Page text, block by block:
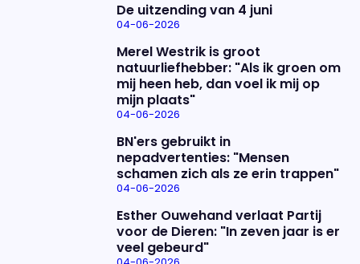
De uitzending van 4 juni
04-06-2026
Merel Westrik is groot
natuurliefhebber: "Als ik groen om
mij heen heb, dan voel ik mij op
mijn plaats"
04-06-2026
BN'ers gebruikt in
nepadvertenties: "Mensen
schamen zich als ze erin trappen"
04-06-2026
Esther Ouwehand verlaat Partij
voor de Dieren: "In zeven jaar is er
veel gebeurd"